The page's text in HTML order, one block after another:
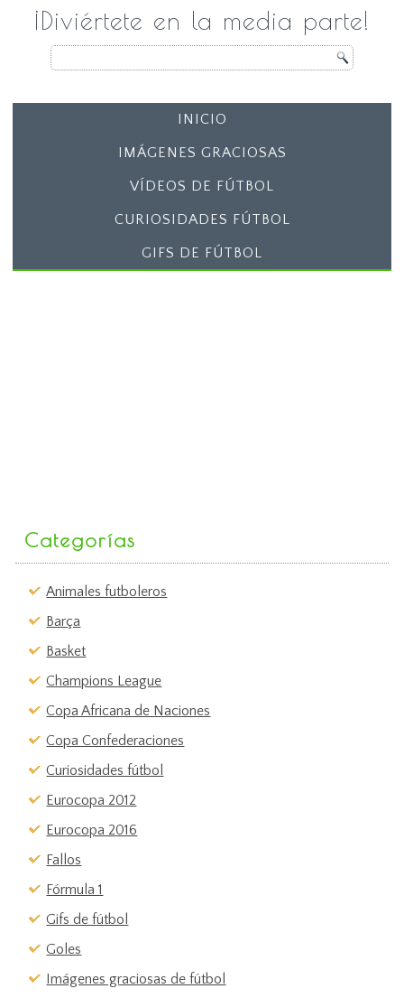
¡Diviértete en la media parte!
INICIO
IMÁGENES GRACIOSAS
VÍDEOS DE FÚTBOL
CURIOSIDADES FÚTBOL
GIFS DE FÚTBOL
Categorías
Animales futboleros
Barça
Basket
Champions League
Copa Africana de Naciones
Copa Confederaciones
Curiosidades fútbol
Eurocopa 2012
Eurocopa 2016
Fallos
Fórmula 1
Gifs de fútbol
Goles
Imágenes graciosas de fútbol